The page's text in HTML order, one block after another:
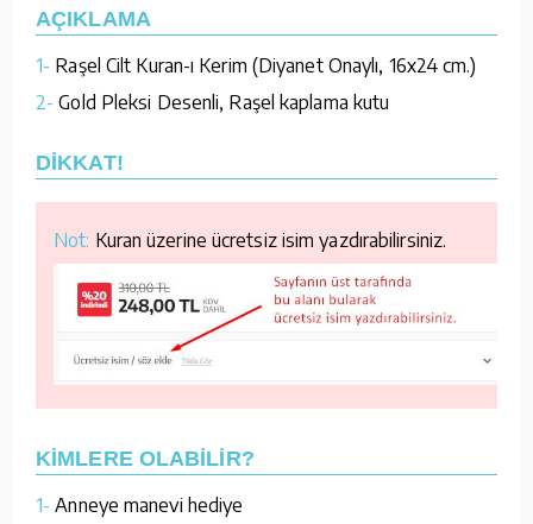
AÇIKLAMA
1- Raşel Cilt Kuran-ı Kerim (Diyanet Onaylı, 16x24 cm.)
2- Gold Pleksi Desenli, Raşel kaplama kutu
DİKKAT!
Not: Kuran üzerine ücretsiz isim yazdırabilirsiniz.
KİMLERE OLABİLİR?
1- Anneye manevi hediye